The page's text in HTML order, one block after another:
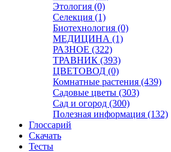
Этология (0)
Селекция (1)
Биотехнология (0)
МЕДИЦИНА (1)
РАЗНОЕ (322)
ТРАВНИК (393)
ЦВЕТОВОД (0)
Комнатные растения (439)
Садовые цветы (303)
Сад и огород (300)
Полезная информация (132)
Глоссарий
Скачать
Тесты